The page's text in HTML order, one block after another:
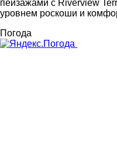
пейзажами с Riverview
уровнем роскоши и
Погода